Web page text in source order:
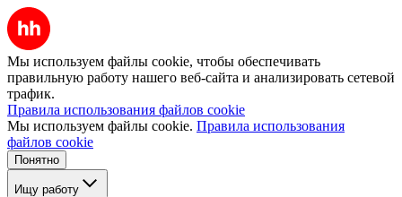
Мы используем файлы cookie, чтобы обеспечивать
правильную работу нашего веб-сайта и анализировать сетевой
трафик.
Правила использования файлов cookie
Мы используем файлы cookie. Правила использования
файлов cookie
Понятно
Ищу работу